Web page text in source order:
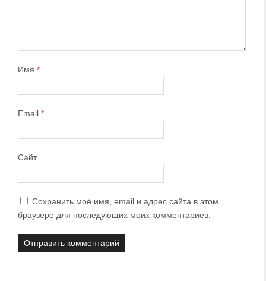
Имя *
Email *
Сайт
Сохранить моё имя, email и адрес сайта в этом
браузере для последующих моих комментариев.